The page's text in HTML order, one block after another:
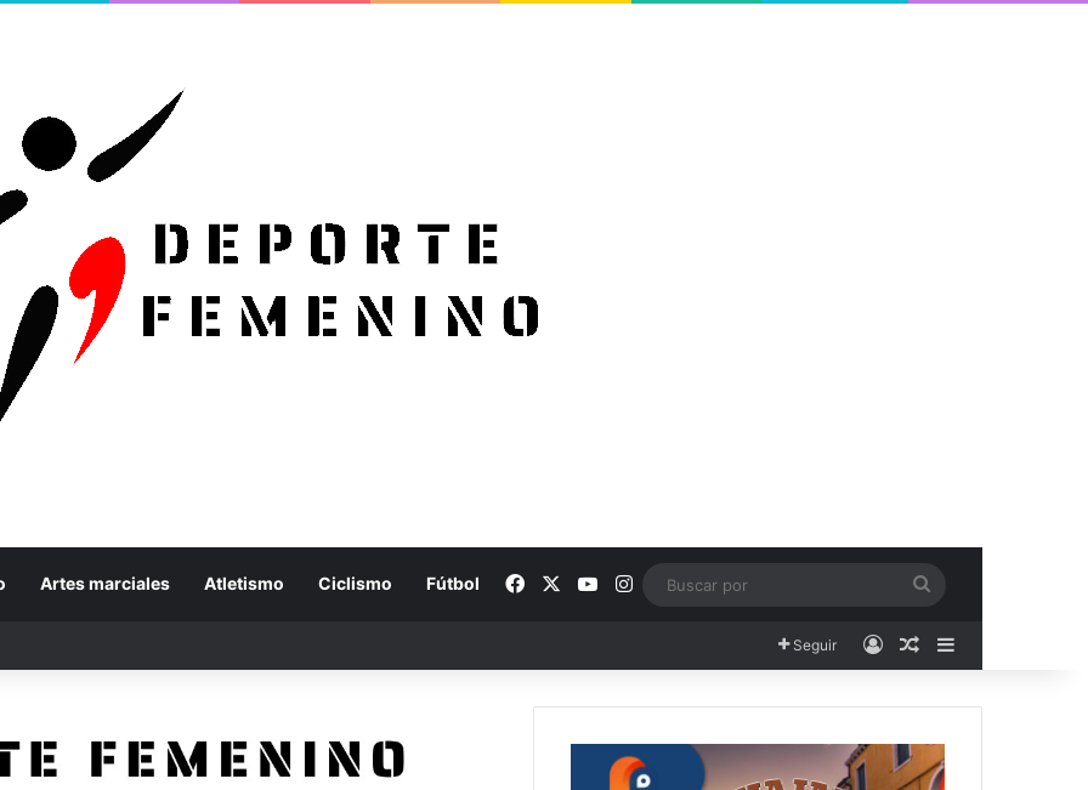
Artes marciales Atletismo Ciclismo Fútbol Facebook YouTubeInstagram
Seguir AccesoPublicación al